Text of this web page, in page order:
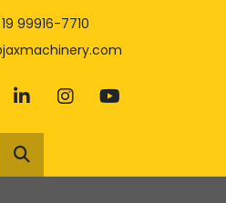
99916-7710
linkedininstagram
youtube
Pesquisar